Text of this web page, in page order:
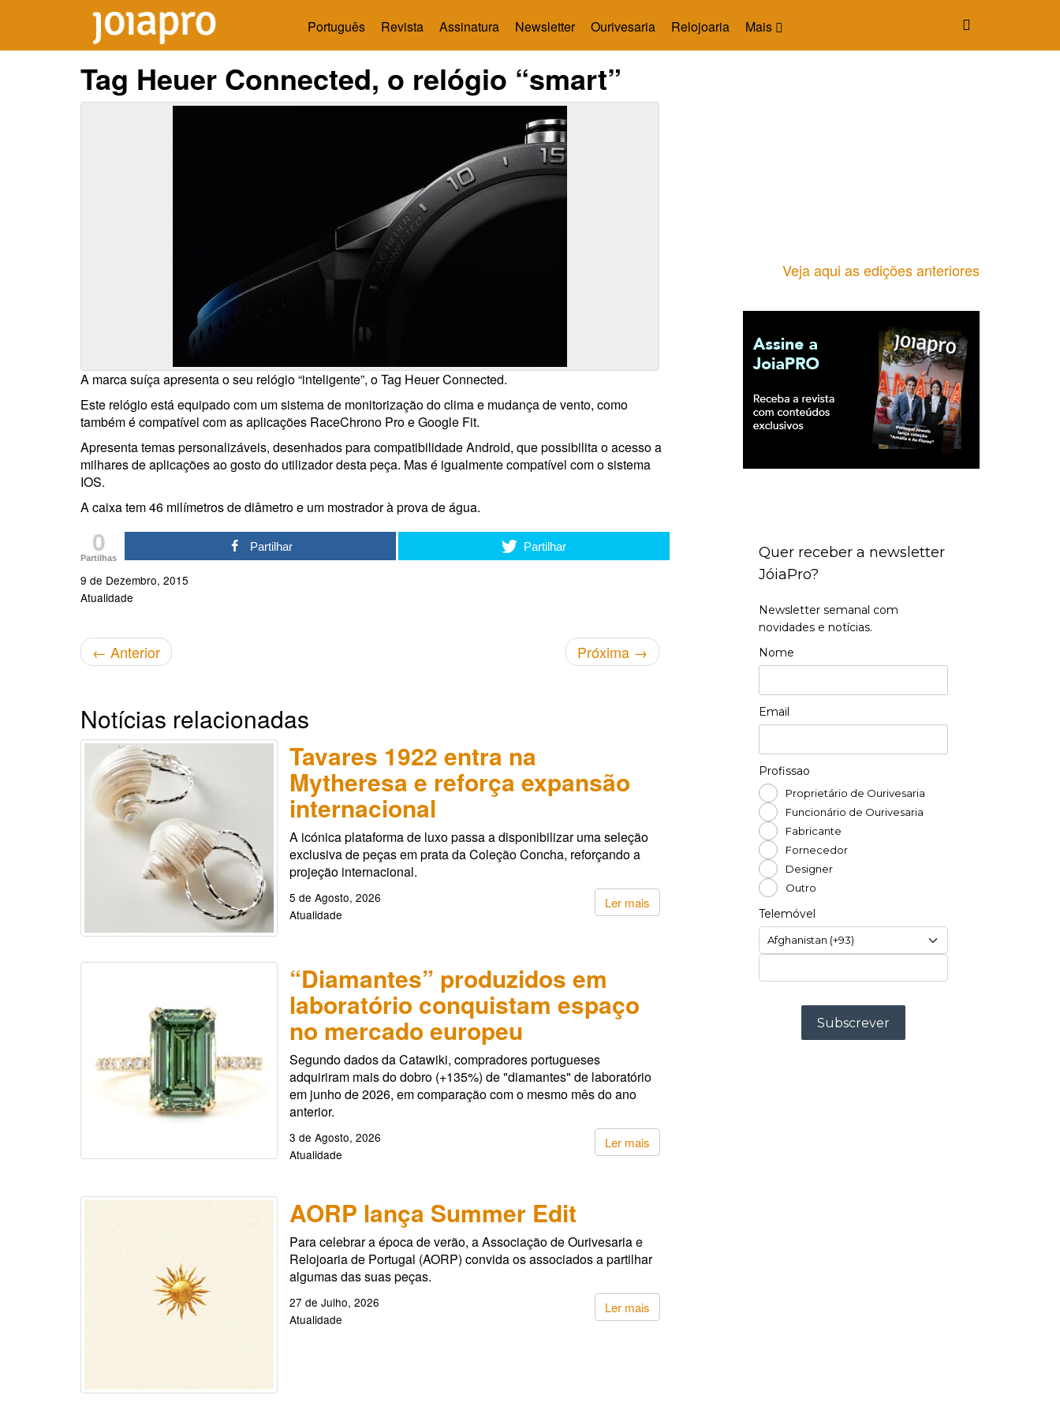
Mais
Português Revista Assinatura Newsletter Ourivesaria Relojoaria
Tag Heuer Connected, o relógio “smart”
A marca suíça apresenta o seu relógio “inteligente”, o Tag Heuer Connected.
Este relógio está equipado com um sistema de monitorização do clima e mudança de vento, como
também é compatível com as aplicações RaceChrono Pro e Google Fit.
Apresenta temas personalizáveis, desenhados para compatibilidade Android, que possibilita o acesso a
milhares de aplicações ao gosto do utilizador desta peça. Mas é igualmente compatível com o sistema
IOS.
A caixa tem 46 milímetros de diâmetro e um mostrador à prova de água.
0
Partilhas
Partilhar Partilhar
9 de Dezembro, 2015
Atualidade
← Anterior Próxima →
Veja aqui as edições anteriores
Notícias relacionadas
Tavares 1922 entra na
Mytheresa e reforça expansão
internacional
A icónica plataforma de luxo passa a disponibilizar uma seleção
exclusiva de peças em prata da Coleção Concha, reforçando a
projeção internacional.
Ler mais
5 de Agosto, 2026
Atualidade
“Diamantes” produzidos em
laboratório conquistam espaço
no mercado europeu
Segundo dados da Catawiki, compradores portugueses
adquiriram mais do dobro (+135%) de "diamantes" de laboratório
em junho de 2026, em comparação com o mesmo mês do ano
anterior.
Ler mais
3 de Agosto, 2026
Atualidade
AORP lança Summer Edit
Para celebrar a época de verão, a Associação de Ourivesaria e
Relojoaria de Portugal (AORP) convida os associados a partilhar
algumas das suas peças.
Ler mais
27 de Julho, 2026
Atualidade